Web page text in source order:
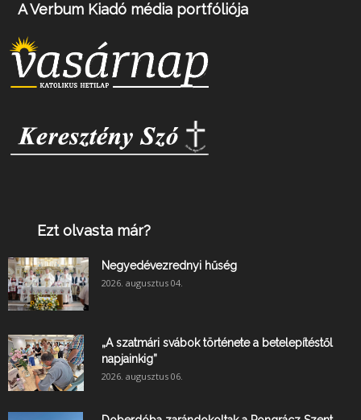
A Verbum Kiadó média portfóliója
Ezt olvasta már?
Negyedévezrednyi hűség
2026. augusztus 04.
„A szatmári svábok története a betelepítéstől
napjainkig”
2026. augusztus 06.